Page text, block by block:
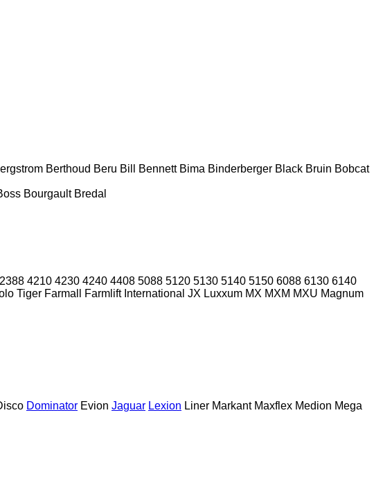
Berthoud Beru Bill Bennett Bima Binderberger Black Bruin Bobcat
Bourgault Bredal
2388 4210 4230 4240 4408 5088 5120 5130 5140 5150 6088 6130 6140
Tiger Farmall Farmlift International JX Luxxum MX MXM MXU Magnum
Dominator Evion Jaguar Lexion Liner Markant Maxflex Medion Mega